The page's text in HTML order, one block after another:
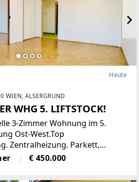
Heute
WIEN, ALSERGRUND
WHG 5. LIFTSTOCK!
3-Zimmer Wohnung im 5.
Ost-West.Top
Zentralheizung. Parkett,
Kellerabteil.Diese
bietet reichlich
€ 450.000